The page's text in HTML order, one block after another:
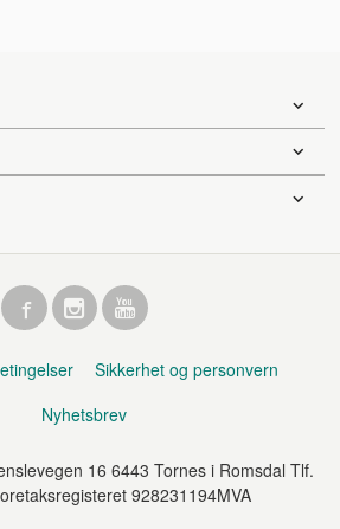
Sikkerhet og personvern
Nyhetsbrev
16 6443 Tornes i Romsdal Tlf.
928231194MVA